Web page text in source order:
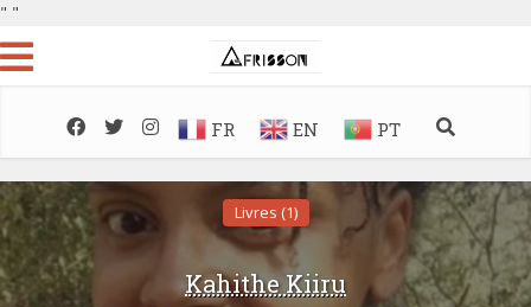
" "
FR EN PT
Livres (1)
Kahithe Kiiru